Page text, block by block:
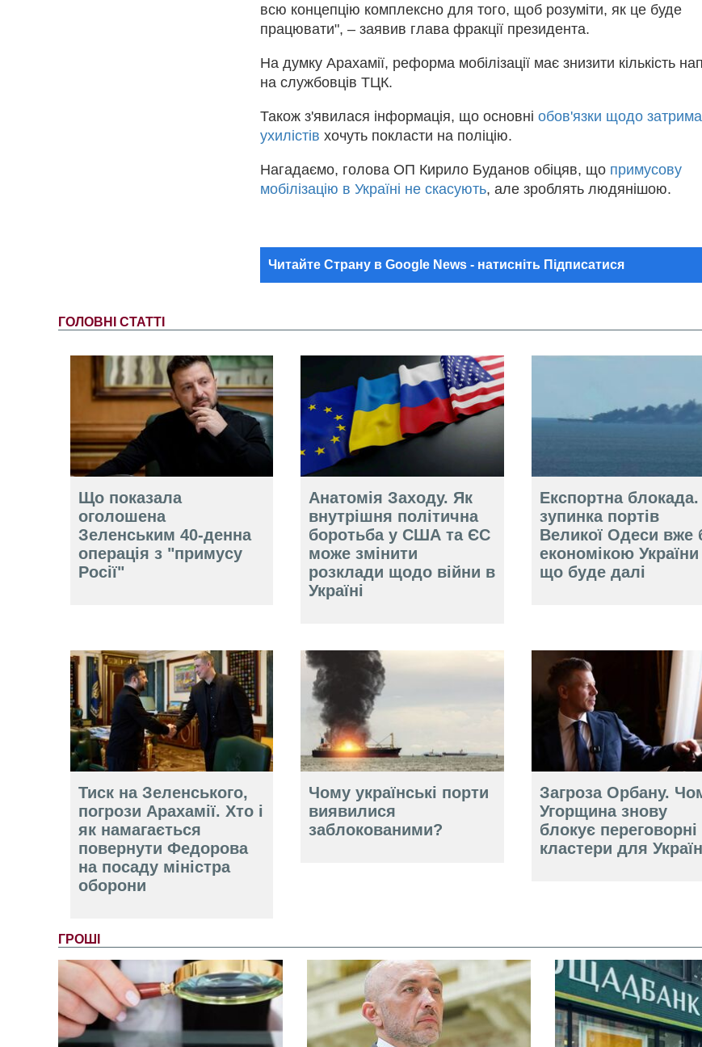
всю концепцію комплексно для того, щоб розуміти, як це буде
працювати", – заявив глава фракції президента.
На думку Арахамії, реформа мобілізації має знизити кількість
на службовців ТЦК.
Також з'явилася інформація, що основні обов'язки щодо
ухилістів хочуть покласти на поліцію.
Нагадаємо, голова ОП Кирило Буданов обіцяв, що примусову
мобілізацію в Україні не скасують, але зроблять людянішою.
Читайте Страну в Google News - натисніть Підписатися
ГОЛОВНІ СТАТТІ
Що показала
оголошена
Зеленським 40-денна
операція з "примусу
Росії"
Анатомія Заходу. Як
внутрішня політична
боротьба у США та ЄС
може змінити
розклади щодо війни в
Україні
Експортна
зупинка портів
Великої Одеси вже
економікою України
що буде далі
Тиск на Зеленського,
погрози Арахамії. Хто і
як намагається
повернути Федорова
на посаду міністра
оборони
Чому українські порти
виявилися
заблокованими?
Загроза Орбану.
Угорщина знову
блокує переговорні
кластери для
ГРОШІ